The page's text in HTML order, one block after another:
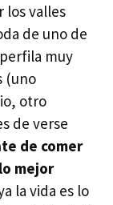
los valles
de uno de
muy
(uno
otro
de verse
de comer
mejor
la vida es lo